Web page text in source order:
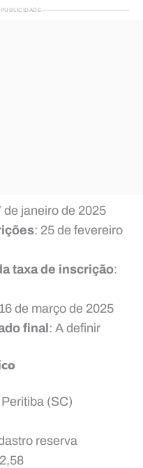
de janeiro de 2025
: 25 de fevereiro
taxa de inscrição:
de março de 2025
final: A definir
(SC)
reserva